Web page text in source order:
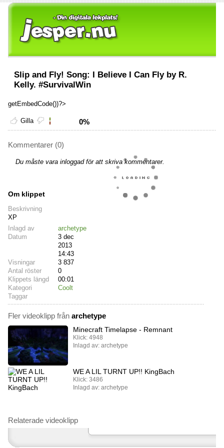
Slip and Fly! Song: I Believe I Can Fly by R.
Kelly. #SurvivalWin
getEmbedCode())?>
Gilla 0%
Kommentarer (0)
Du måste vara inloggad för att skriva kommentarer.
Om klippet
Beskrivning
XP
Inlagd av
archetype
Datum
3 dec
2013
14:43
Visningar
3 837
Antal röster
0
Klippets längd
00:01
Kategori
Coolt
Taggar
Fler videoklipp från archetype
Minecraft Timelapse - Remnant
Klick: 4948
Inlagd av: archetype
WE A LIL TURNT UP!! KingBach
Klick: 3486
Inlagd av: archetype
Relaterade videoklipp